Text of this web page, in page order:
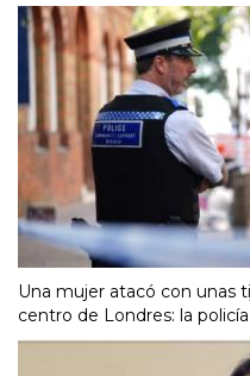
Una mujer atacó con unas
centro de Londres: la